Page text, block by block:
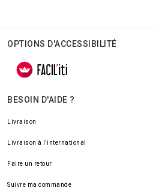
OPTIONS D'ACCESSIBILITÉ
BESOIN D'AIDE ?
Livraison
Livraison à l'international
Faire un retour
Suivre ma commande